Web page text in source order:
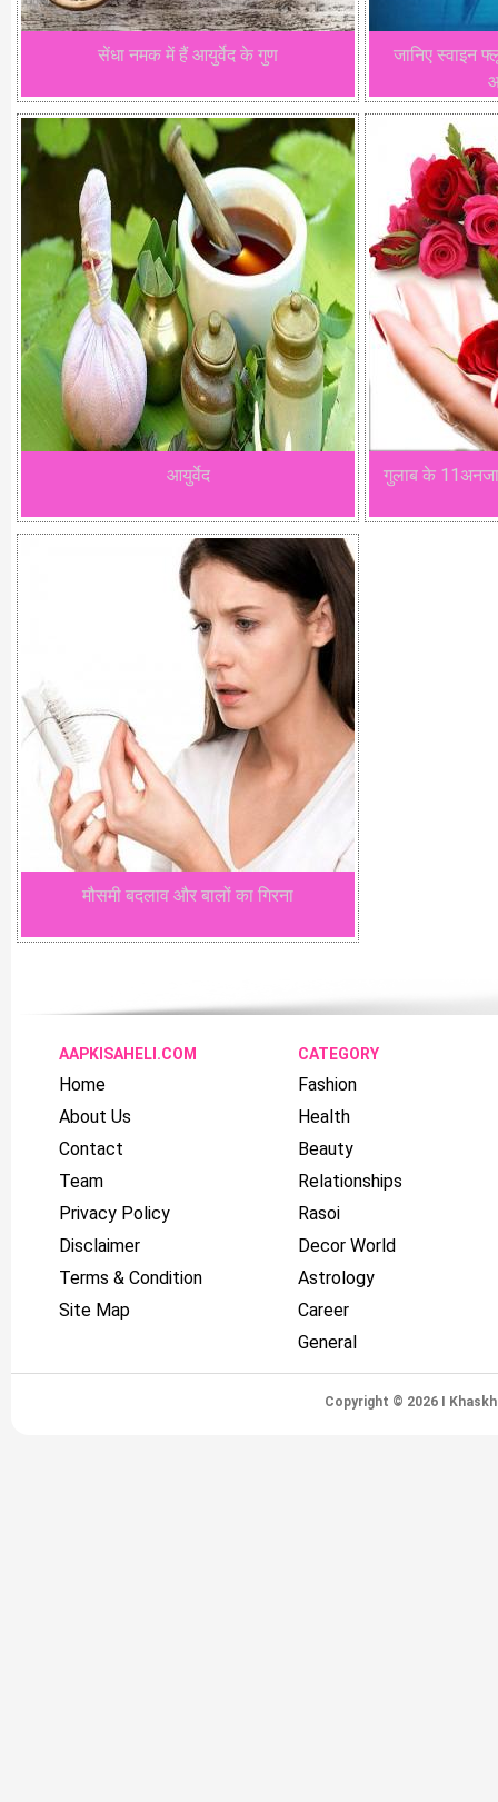
सेंधा नमक में हैं आयुर्वेद के गुण
जानिए स्वाइन
आयुर्वेद गुलाब के
मौसमी बदलाव और बालों का गिरना
AAPKISAHELI.COM
Home
About Us
Contact
Team
Privacy Policy
Disclaimer
Terms & Condition
Site Map
CATEGORY
Fashion
Health
Beauty
Relationships
Rasoi
Decor World
Astrology
Career
General
Copyright © 2026 I